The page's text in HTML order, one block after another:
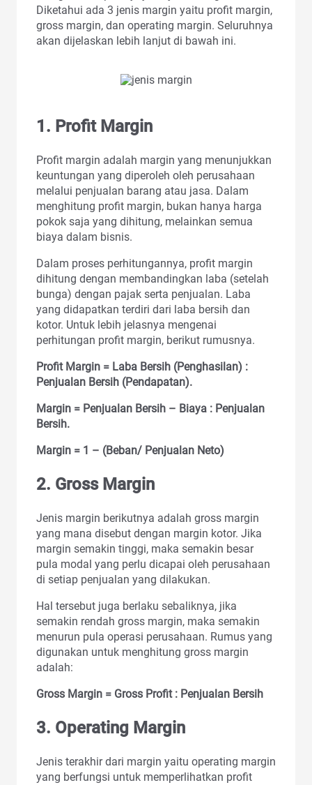
Diketahui ada 3 jenis margin yaitu profit margin,
gross margin, dan operating margin. Seluruhnya
akan dijelaskan lebih lanjut di bawah ini.
1. Profit Margin
Profit margin adalah margin yang menunjukkan
keuntungan yang diperoleh oleh perusahaan
melalui penjualan barang atau jasa. Dalam
menghitung profit margin, bukan hanya harga
pokok saja yang dihitung, melainkan semua
biaya dalam bisnis.
Dalam proses perhitungannya, profit margin
dihitung dengan membandingkan laba (setelah
bunga) dengan pajak serta penjualan. Laba
yang didapatkan terdiri dari laba bersih dan
kotor. Untuk lebih jelasnya mengenai
perhitungan profit margin, berikut rumusnya.
Profit Margin = Laba Bersih (Penghasilan) :
Penjualan Bersih (Pendapatan).
Margin = Penjualan Bersih – Biaya : Penjualan
Bersih.
Margin = 1 – (Beban/ Penjualan Neto)
2. Gross Margin
Jenis margin berikutnya adalah gross margin
yang mana disebut dengan margin kotor. Jika
margin semakin tinggi, maka semakin besar
pula modal yang perlu dicapai oleh perusahaan
di setiap penjualan yang dilakukan.
Hal tersebut juga berlaku sebaliknya, jika
semakin rendah gross margin, maka semakin
menurun pula operasi perusahaan. Rumus yang
digunakan untuk menghitung gross margin
adalah:
Gross Margin = Gross Profit : Penjualan Bersih
3. Operating Margin
Jenis terakhir dari margin yaitu operating margin
yang berfungsi untuk memperlihatkan profit